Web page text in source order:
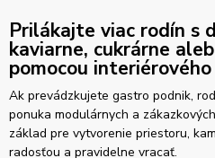
Prilákajte viac rodín s
kaviarne, cukrárne
pomocou
Ak prevádzkujete gastro podnik,
ponuka modulárnych a
základ pre vytvorenie priestoru,
radosťou a pravidelne vracať.